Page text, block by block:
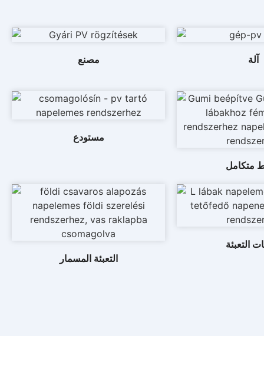
مصنع آلة
مستودع
متكامل
التعبئة المسمار
التعبئة